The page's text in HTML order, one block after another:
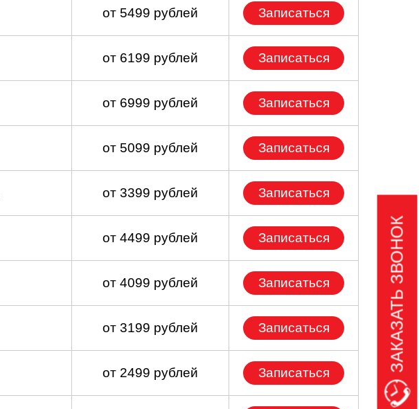
от 5499 рублей Записаться
от 6199 рублей Записаться
от 6999 рублей Записаться
от 5099 рублей Записаться
от 3399 рублей Записаться
от 4499 рублей Записаться
от 4099 рублей Записаться
от 3199 рублей Записаться
от 2499 рублей Записаться ЗАКАЗАТЬ ЗВОНОК